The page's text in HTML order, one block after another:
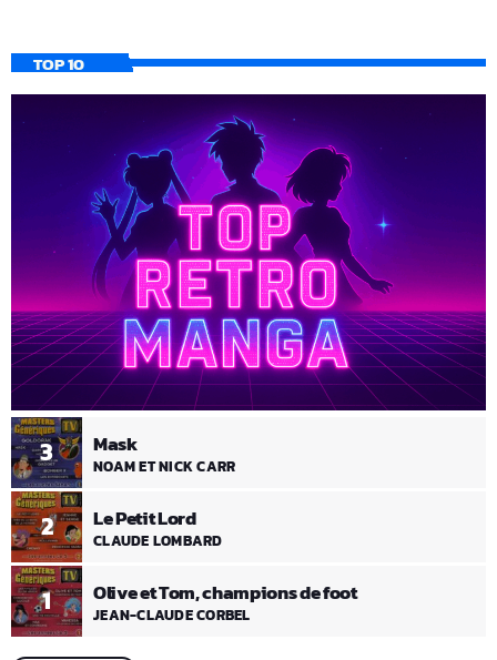
TOP 10
1 Olive et Tom, champions de foot
JEAN-CLAUDE CORBEL
2 Le Petit Lord
CLAUDE LOMBARD
3 Mask
NOAM ET NICK CARR